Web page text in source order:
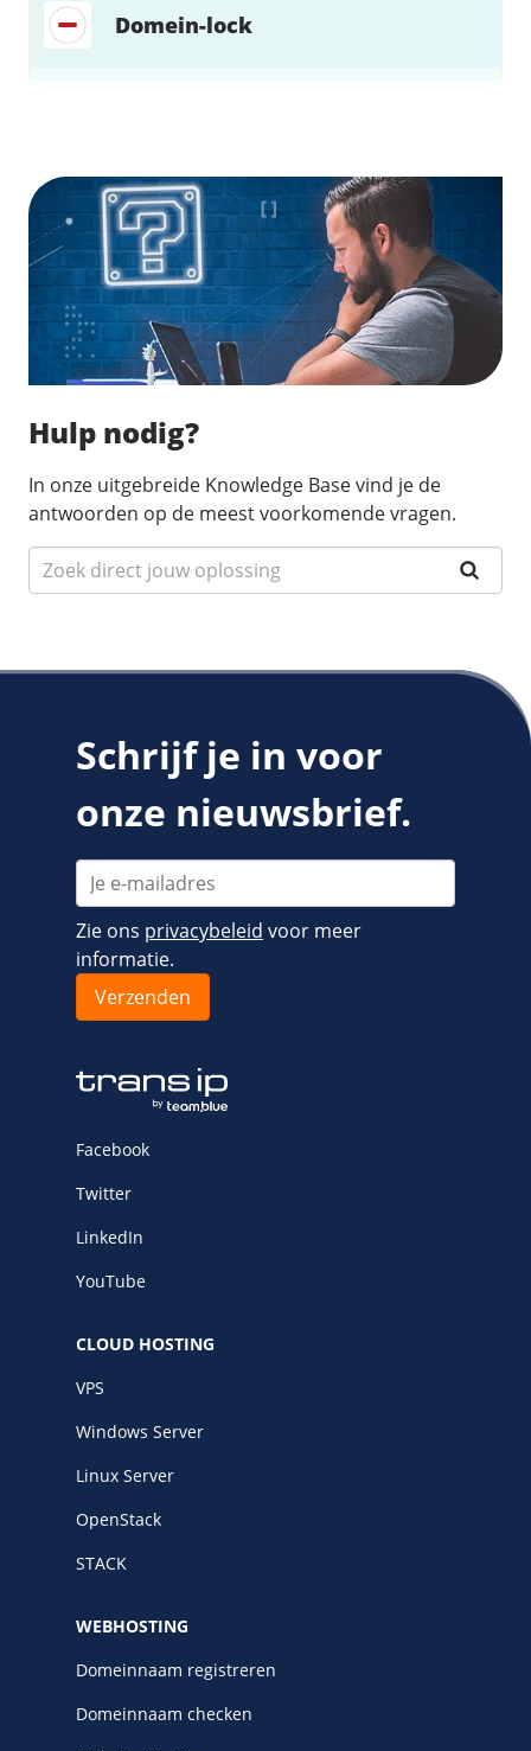
Domein-lock
Hulp nodig?
In onze uitgebreide Knowledge Base vind je de
antwoorden op de meest voorkomende vragen.
Schrijf je in voor
onze nieuwsbrief.
Zie ons privacybeleid voor meer
informatie.
Facebook
Twitter
LinkedIn
YouTube
CLOUD HOSTING
VPS
Windows Server
Linux Server
OpenStack
STACK
WEBHOSTING
Domeinnaam registreren
Domeinnaam checken